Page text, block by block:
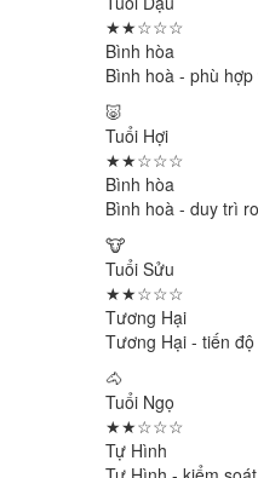
★★☆☆☆
Bình hòa
Bình hoà - phù
🐷
Tuổi Hợi
★★☆☆☆
Bình hòa
Bình hoà - duy trì
🐮
Tuổi Sửu
★★☆☆☆
Tương Hại
Tương Hại - tiến
🐴
Tuổi Ngọ
★★☆☆☆
Tự Hình